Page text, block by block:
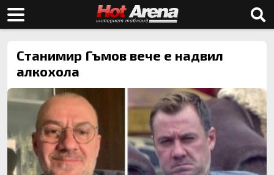
Станимир Гъмов вече е надвил
алкохола